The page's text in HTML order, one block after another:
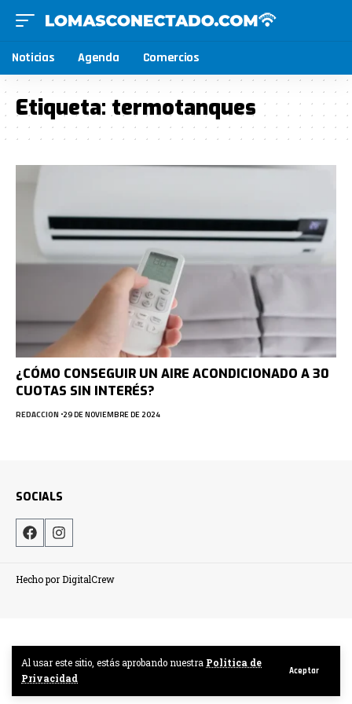
Al usar este sitio, estás aprobando nuestra Politica de
Privacidad
Aceptar
Noticias Agenda Comercios
Etiqueta:termotanques
¿CÓMO CONSEGUIR UN AIRE ACONDICIONADO A 30
CUOTAS SIN INTERÉS?
REDACCION 29 DE NOVIEMBRE DE 2024
SOCIALS
Hecho por DigitalCrew